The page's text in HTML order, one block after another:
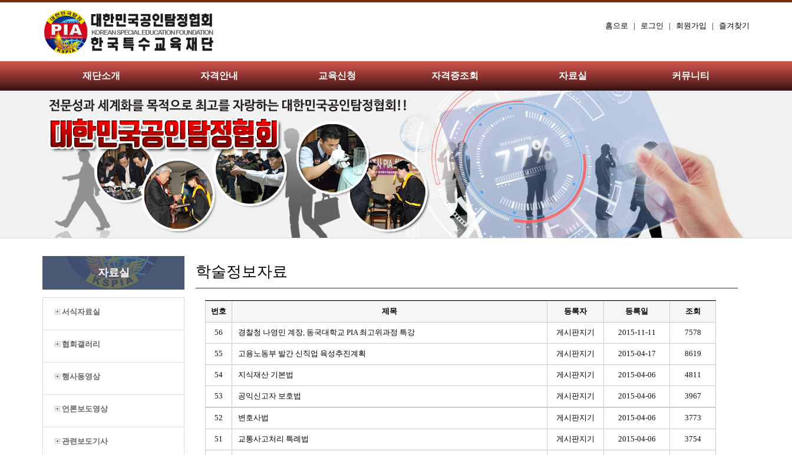
홈으로 | 로그인 | 회원가입 | 즐겨찾기
재단소개 자격안내 교육신청 자격증조회 자료실 커뮤니티
자료실
서식자료실
협회갤러리
행사동영상
언론보도영상
관련보도기사
학술정보자료
번호 제목 등록자 등록일 조회
56 경찰청 나영민 계장, 동국대학교 PIA 최고위과정 특강 게시판지기 2015-11-11 7578
55 고용노동부 발간 신직업 육성추진계획 게시판지기 2015-04-17 8619
54 지식재산 기본법 게시판지기 2015-04-06 4811
53 공익신고자 보호법 게시판지기 2015-04-06 3967
52 변호사법 게시판지기 2015-04-06 3773
51 교통사고처리 특례법 게시판지기 2015-04-06 3754